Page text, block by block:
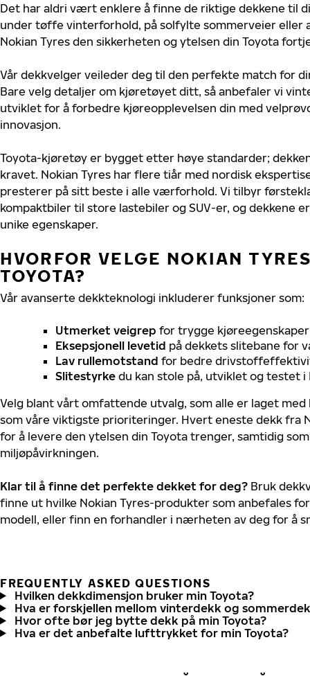
Det har aldri vært enklere å finne de riktige dekkene til
under tøffe vinterforhold, på solfylte sommerveier eller
Nokian Tyres den sikkerheten og ytelsen din Toyota
Vår dekkvelger veileder deg til den perfekte match for
Bare velg detaljer om kjøretøyet ditt, så anbefaler vi
utviklet for å forbedre kjøreopplevelsen din med
innovasjon.
Toyota-kjøretøy er bygget etter høye standarder;
kravet. Nokian Tyres har flere tiår med nordisk
presterer på sitt beste i alle værforhold. Vi tilbyr
kompaktbiler til store lastebiler og SUV-er, og dekkene
unike egenskaper.
HVORFOR VELGE NOKIAN
TOYOTA?
Vår avanserte dekkteknologi inkluderer funksjoner som:
Utmerket veigrep for trygge
Eksepsjonell levetid på dekkets slitebane for
Lav rullemotstand for bedre
Slitestyrke du kan stole på, utviklet og testet i
Velg blant vårt omfattende utvalg, som alle er laget
som våre viktigste prioriteringer. Hvert eneste dekk fra
for å levere den ytelsen din Toyota trenger, samtidig
miljøpåvirkningen.
Klar til å finne det perfekte dekket for deg? Bruk
finne ut hvilke Nokian Tyres-produkter som anbefales
modell, eller finn en forhandler i nærheten av deg for å
FREQUENTLY ASKED QUESTIONS
Hvilken dekkdimensjon bruker min Toyota?
Hva er forskjellen mellom vinterdekk og
Hvor ofte bør jeg bytte dekk på min Toyota?
Hva er det anbefalte lufttrykket for min Toyota?